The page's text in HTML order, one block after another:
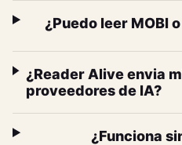
¿Puedo leer MOBI
¿Reader Alive envia
proveedores de IA?
¿Funciona